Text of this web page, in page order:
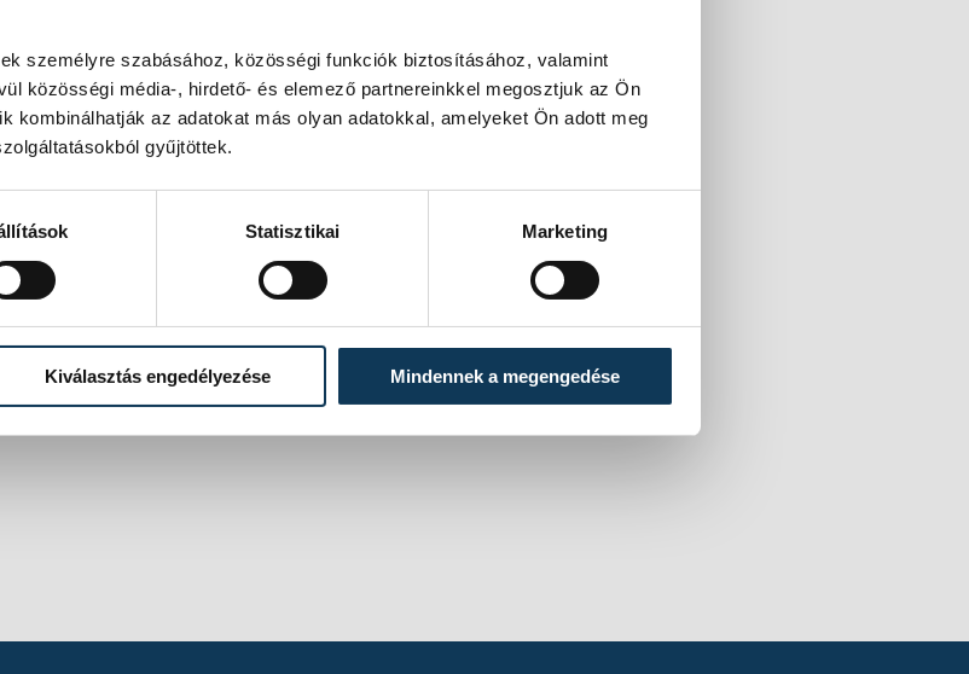
személyre szabásához, közösségi funkciók biztosításához, valamint
közösségi média-, hirdető- és elemező partnereinkkel megosztjuk az Ön
kombinálhatják az adatokat más olyan adatokkal, amelyeket Ön adott meg
gyűjtöttek.
Statisztikai Marketing
Kiválasztás engedélyezése Mindennek a megengedése